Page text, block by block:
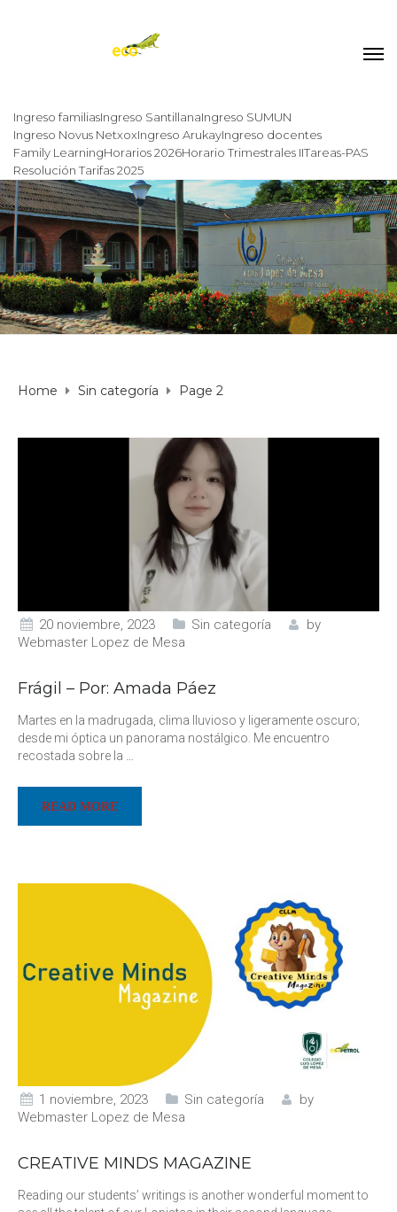
Ingreso familiasIngreso SantillanaIngreso SUMUN
Ingreso Novus NetxoxIngreso ArukayIngreso docentes
Family LearningHorarios 2026Horario Trimestrales IITareas-PAS
Resolución Tarifas 2025
Home Sin categoría Page 2
20 noviembre, 2023 Sin categoría
by
Webmaster Lopez de Mesa
Frágil – Por: Amada Páez
Martes en la madrugada, clima lluvioso y ligeramente oscuro;
desde mi óptica un panorama nostálgico. Me encuentro
recostada sobre la
READ MORE
1 noviembre, 2023 Sin categoría
by
Webmaster Lopez de Mesa
CREATIVE MINDS MAGAZINE
Reading our students’ writings is another wonderful moment to